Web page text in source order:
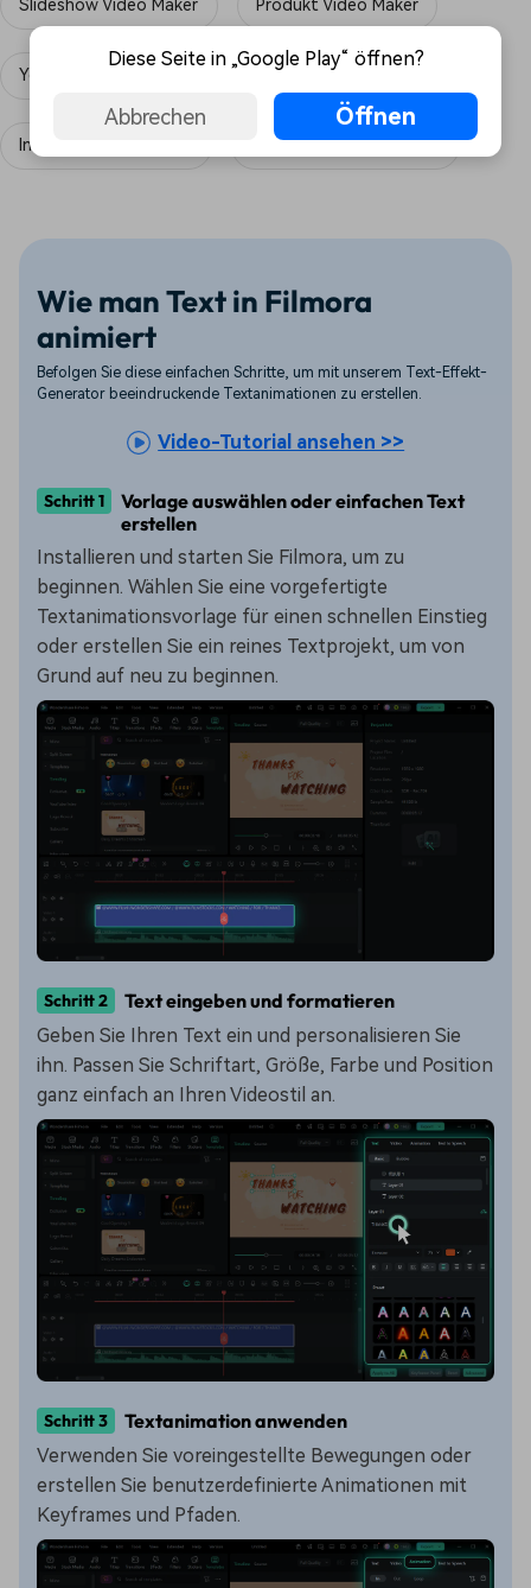
Slideshow Video Maker Produkt Video Maker
YouTube Video Maker TikTok Video Maker
Instagram Reels Maker Weihnachts Video Maker
Wie man Text in Filmora
animiert
Befolgen Sie diese einfachen Schritte, um mit unserem Text-Effekt-
Generator beeindruckende Textanimationen zu erstellen.
Video-Tutorial ansehen >>
Schritt 1
Vorlage auswählen oder einfachen Text
erstellen
Installieren und starten Sie Filmora, um zu
beginnen. Wählen Sie eine vorgefertigte
Textanimationsvorlage für einen schnellen Einstieg
oder erstellen Sie ein reines Textprojekt, um von
Grund auf neu zu beginnen.
Schritt 2 Text eingeben und formatieren
Geben Sie Ihren Text ein und personalisieren Sie
ihn. Passen Sie Schriftart, Größe, Farbe und Position
ganz einfach an Ihren Videostil an.
Schritt 3 Textanimation anwenden
Verwenden Sie voreingestellte Bewegungen oder
erstellen Sie benutzerdefinierte Animationen mit
Keyframes und Pfaden.
Diese Seite in „Google Play“ öffnen?
Abbrechen Öffnen